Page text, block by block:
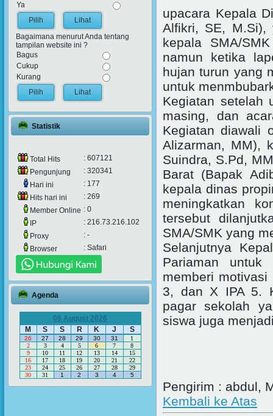
Ya
Lihat
Bagaimana menurut Anda tentang
tampilan website ini ?
Bagus
Cukup
Kurang
Lihat
Statistik
Total Hits
: 607121
Pengunjung
: 320341
Hari ini
: 177
Hits hari ini
: 269
Member Online : 0
IP
: 216.73.216.102
Proxy
: -
Browser
: Safari
Agenda
06 August 2026
M
S S R K J S
26 27 28 29 30 31
1
2
3 4 5 6 7
8
9
10 11 12 13 14
15
16
17 18 19 20 21
22
23
24 25 26 27 28
29
30
31 1 2 3 4 5
upacara Kepala
Alfikri, SE, M.Si),
kepala SMA/
namun ketika
hujan turun yang
untuk
Kegiatan setelah
masing, dan
Kegiatan diawali
Alizarman, MM),
Suindra, S.Pd,
Barat (Bapak
kepala dinas
meningkatkan
tersebut
SMA/SMK yang
Selanjutnya
Pariaman untuk
memberi
3, dan X IPA 5.
pagar sekolah
siswa juga
Pengirim : abdul,
Kembali ke Atas